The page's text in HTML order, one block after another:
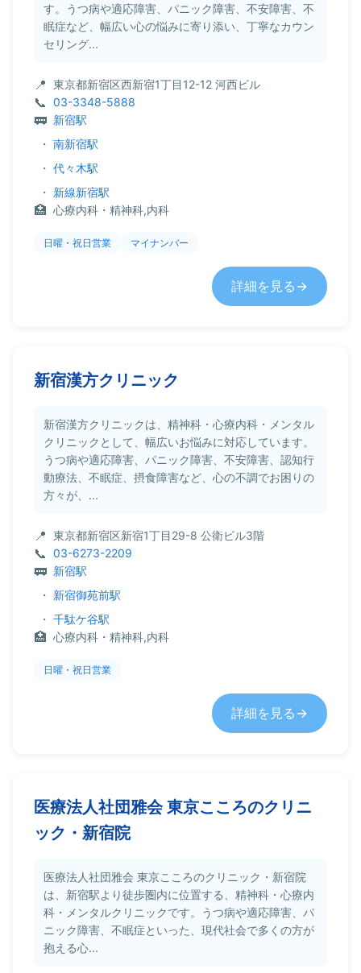
す。うつ病や適応障害、パニック障害、不安障害、不
眠症など、幅広い心の悩みに寄り添い、丁寧なカウン
セリング...
東京都新宿区西新宿1丁目12-12 河西ビル
03-3348-5888
新宿駅
・ 南新宿駅
・ 代々木駅
・ 新線新宿駅
心療内科・精神科,内科
日曜・祝日営業 マイナンバー
詳細を見る
新宿漢方クリニック
新宿漢方クリニックは、精神科・心療内科・メンタル
クリニックとして、幅広いお悩みに対応しています。
うつ病や適応障害、パニック障害、不安障害、認知行
動療法、不眠症、摂食障害など、心の不調でお困りの
方々が、...
東京都新宿区新宿1丁目29-8 公衛ビル3階
03-6273-2209
新宿駅
・ 新宿御苑前駅
・ 千駄ケ谷駅
心療内科・精神科,内科
日曜・祝日営業
詳細を見る
医療法人社団雅会 東京こころのクリニ
ック・新宿院
医療法人社団雅会 東京こころのクリニック・新宿院
は、新宿駅より徒歩圏内に位置する、精神科・心療内
科・メンタルクリニックです。うつ病や適応障害、パ
ニック障害、不眠症といった、現代社会で多くの方が
抱える心...